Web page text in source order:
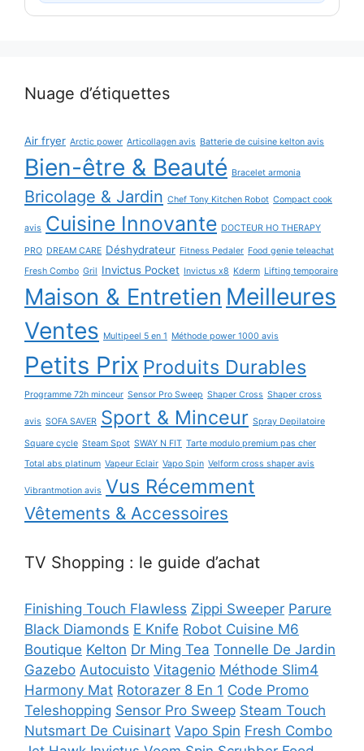
Nuage d’étiquettes
Air fryer Arctic power Articollagen avis Batterie de cuisine kelton avis
Bien-être & Beauté Bracelet armonia
Bricolage & Jardin Chef Tony Kitchen Robot Compact cook
avis Cuisine Innovante DOCTEUR HO THERAPY
PRO DREAM CARE Déshydrateur Fitness Pedaler Food genie teleachat
Fresh Combo Gril Invictus Pocket Invictus x8 Kderm Lifting temporaire
Maison & Entretien Meilleures
Ventes Multipeel 5 en 1 Méthode power 1000 avis
Petits Prix Produits Durables
Programme 72h minceur Sensor Pro Sweep Shaper Cross Shaper cross
avis SOFA SAVER Sport & Minceur Spray Depilatoire
Square cycle Steam Spot SWAY N FIT Tarte modulo premium pas cher
Total abs platinum Vapeur Eclair Vapo Spin Velform cross shaper avis
Vibrantmotion avis Vus Récemment
Vêtements & Accessoires
TV Shopping : le guide d’achat
Finishing Touch Flawless Zippi Sweeper Parure
Black Diamonds E Knife Robot Cuisine M6
Boutique Kelton Dr Ming Tea Tonnelle De Jardin
Gazebo Autocuisto Vitagenio Méthode Slim4
Harmony Mat Rotorazer 8 En 1 Code Promo
Teleshopping Sensor Pro Sweep Steam Touch
Nutsmart De Cuisinart Vapo Spin Fresh Combo